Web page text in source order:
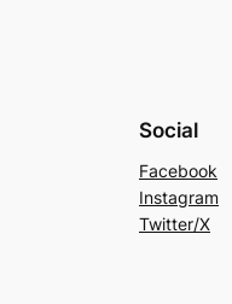
Social
Facebook
Instagram
Twitter/X